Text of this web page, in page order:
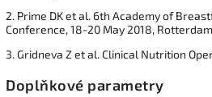
2. Prime DK et al. 6th Academy of
Conference, 18-20 May 2018,
3. Gridneva Z et al. Clinical Nutrition
Doplňkové parametry